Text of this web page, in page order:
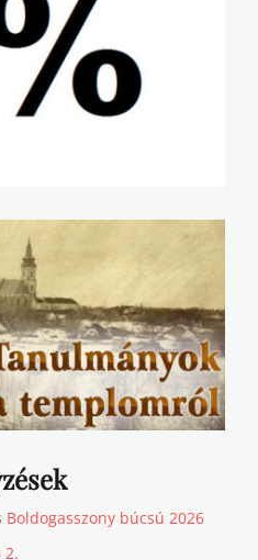
Boldogasszony búcsú 2026
2.